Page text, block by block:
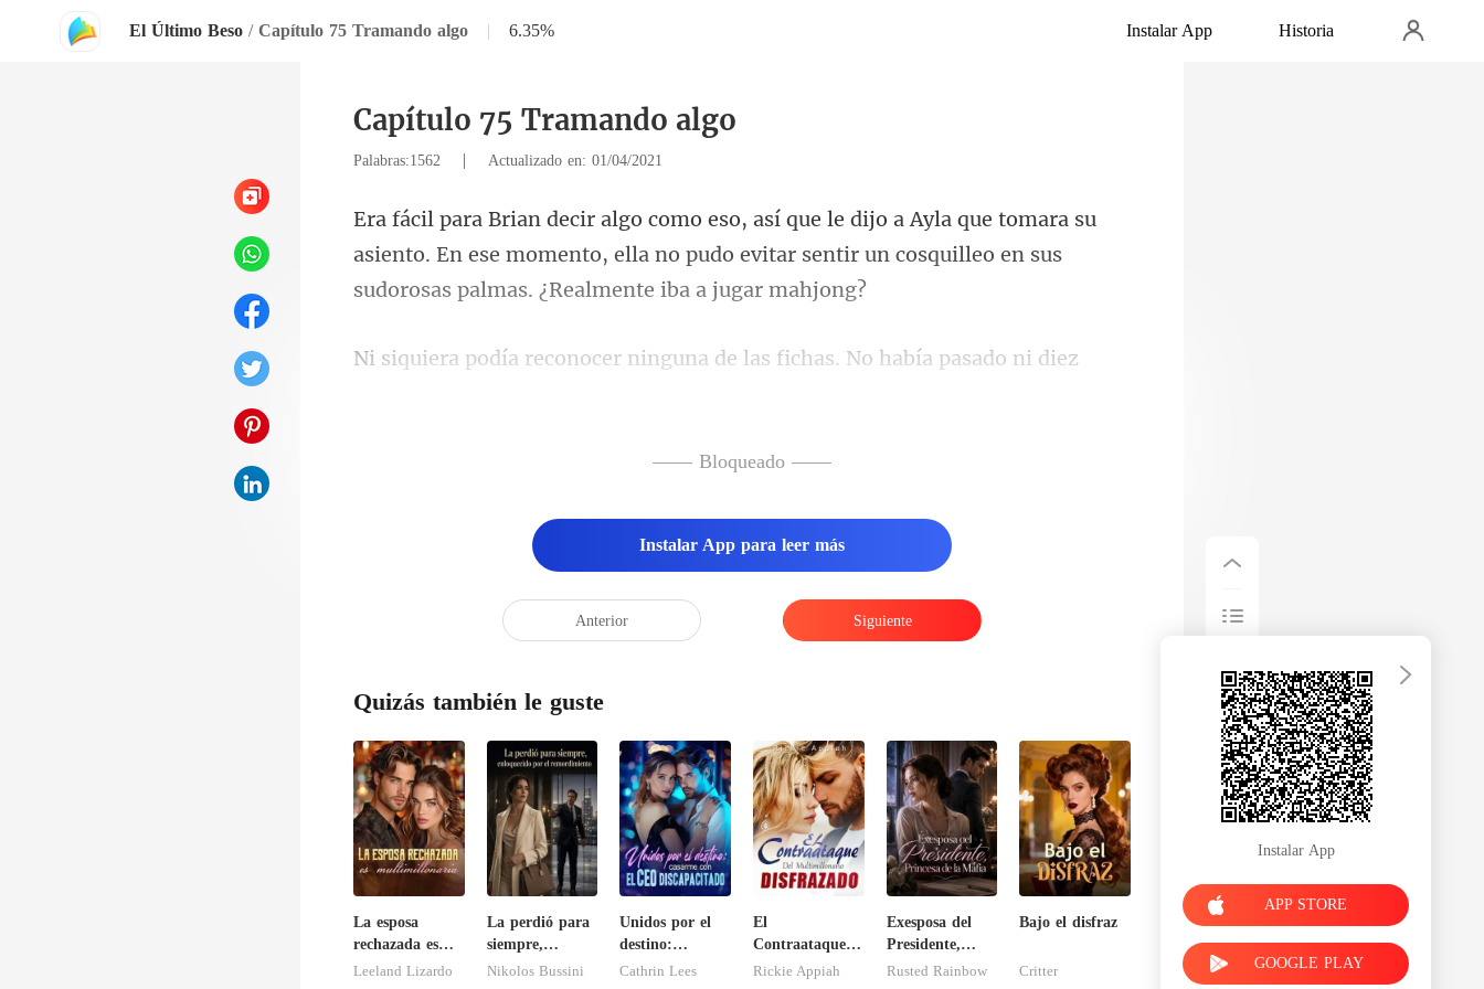
El Último Beso / Capítulo 75 Tramando algo | 6.35% Instalar App Historia
Capítulo 75 Tramando algo
Palabras:1562 | Actualizado en: 01/04/2021
e tomara su
asiento. En ese momento, ella no pudo evitar sentir un
s. No había pasado ni diez
—— Bloqueado ——
Instalar App para leer más
Anterior Siguiente
Quizás también le guste
La esposa
rechazada es
multimillonaria
Leeland Lizardo
La perdió para
siempre,
enloquecido por
Nikolos Bussini
Unidos por el
destino:
casarme con el
Cathrin Lees
El
Contraataque
del
Rickie Appiah
Exesposa del
Presidente,
Princesa de la
Rusted Rainbow
Bajo el disfraz
Critter
Instalar App
APP STORE
GOOGLE PLAY